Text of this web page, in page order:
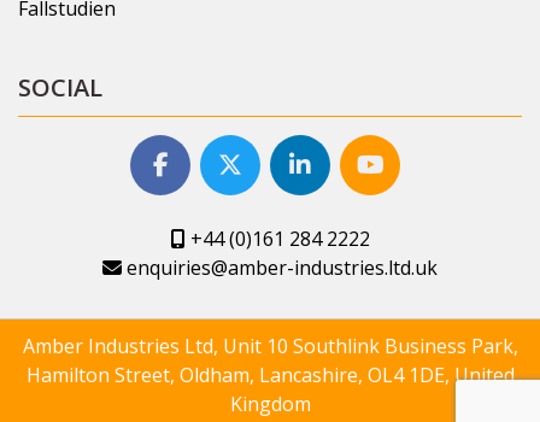
Fallstudien
SOCIAL
+44 (0)161 284 2222
enquiries@amber-industries.ltd.uk
Amber Industries Ltd, Unit 10 Southlink Business Park,
Hamilton Street, Oldham, Lancashire, OL4 1DE, United
Kingdom